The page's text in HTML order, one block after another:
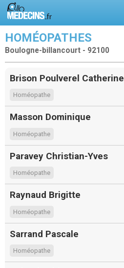
HOMÉOPATHES
Boulogne-billancourt - 92100
Brison Poulverel Catherine
Homéopathe
Masson Dominique
Homéopathe
Paravey Christian-Yves
Homéopathe
Raynaud Brigitte
Homéopathe
Sarrand Pascale
Homéopathe